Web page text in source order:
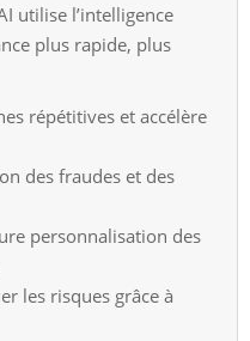
utilise l’intelligence
plus rapide, plus
répétitives et accélère
des fraudes et des
personnalisation des
les risques grâce à